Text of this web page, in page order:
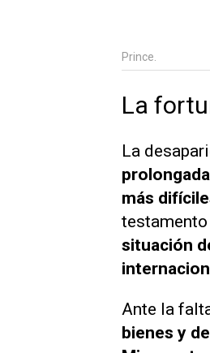
Prince.
La
La
más
situación
Ante la
bienes y